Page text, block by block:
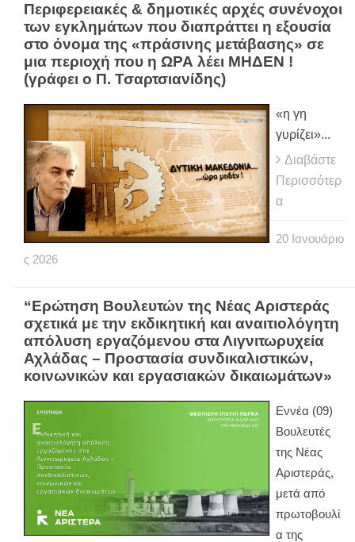
Περιφερειακές & δημοτικές αρχές συνένοχοι
των εγκλημάτων που διαπράττει η εξουσία
στο όνομα της «πράσινης μετάβασης» σε
μια περιοχή που η ΩΡΑ λέει ΜΗΔΕΝ !
(γράφει ο Π. Τσαρτσιανίδης)
«η γη
γυρίζει»...
Διαβάστε
Περισσότερ
α
20 Ιανουάριο
ς 2026
“Ερώτηση Βουλευτών της Νέας Αριστεράς
σχετικά με την εκδικητική και αναιτιολόγητη
απόλυση εργαζόμενου στα Λιγνιτωρυχεία
Αχλάδας – Προστασία συνδικαλιστικών,
κοινωνικών και εργασιακών δικαιωμάτων»
Εννέα (09)
Βουλευτές
της Νέας
Αριστεράς,
μετά από
πρωτοβουλί
α της